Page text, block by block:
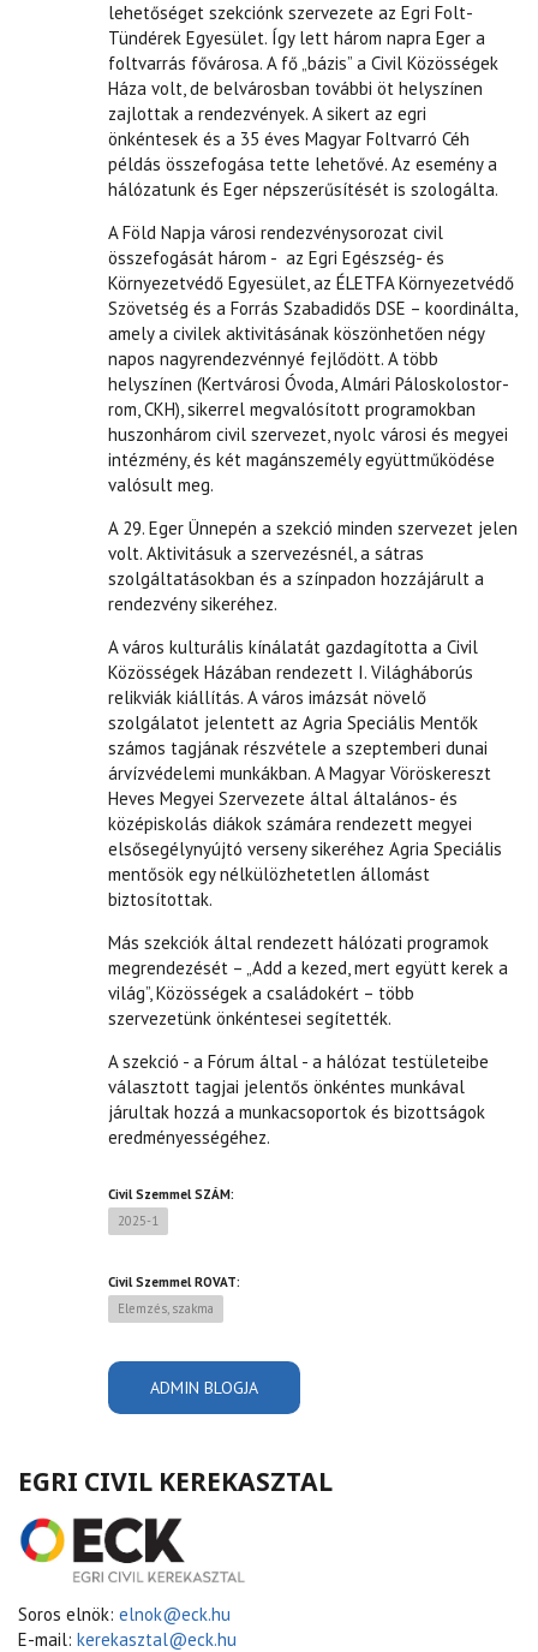
lehetőséget szekciónk szervezete az Egri Folt-
Tündérek Egyesület. Így lett három napra Eger a
foltvarrás fővárosa. A fő „bázis” a Civil Közösségek
Háza volt, de belvárosban további öt helyszínen
zajlottak a rendezvények. A sikert az egri
önkéntesek és a 35 éves Magyar Foltvarró Céh
példás összefogása tette lehetővé. Az esemény a
hálózatunk és Eger népszerűsítését is szologálta.
A Föld Napja városi rendezvénysorozat civil
összefogását három - az Egri Egészség- és
Környezetvédő Egyesület, az ÉLETFA Környezetvédő
Szövetség és a Forrás Szabadidős DSE – koordinálta,
amely a civilek aktivitásának köszönhetően négy
napos nagyrendezvénnyé fejlődött. A több
helyszínen (Kertvárosi Óvoda, Almári Páloskolostor-
rom, CKH), sikerrel megvalósított programokban
huszonhárom civil szervezet, nyolc városi és megyei
intézmény, és két magánszemély együttműködése
valósult meg.
A 29. Eger Ünnepén a szekció minden szervezet jelen
volt. Aktivitásuk a szervezésnél, a sátras
szolgáltatásokban és a színpadon hozzájárult a
rendezvény sikeréhez.
A város kulturális kínálatát gazdagította a Civil
Közösségek Házában rendezett I. Világháborús
relikviák kiállítás. A város imázsát növelő
szolgálatot jelentett az Agria Speciális Mentők
számos tagjának részvétele a szeptemberi dunai
árvízvédelemi munkákban. A Magyar Vöröskereszt
Heves Megyei Szervezete által általános- és
középiskolás diákok számára rendezett megyei
elsősegélynyújtó verseny sikeréhez Agria Speciális
mentősök egy nélkülözhetetlen állomást
biztosítottak.
Más szekciók által rendezett hálózati programok
megrendezését – „Add a kezed, mert együtt kerek a
világ”, Közösségek a családokért – több
szervezetünk önkéntesei segítették.
A szekció - a Fórum által - a hálózat testületeibe
választott tagjai jelentős önkéntes munkával
járultak hozzá a munkacsoportok és bizottságok
eredményességéhez.
Civil Szemmel SZÁM:
2025-1
Civil Szemmel ROVAT:
Elemzés, szakma
ADMIN BLOGJA
EGRI CIVIL KEREKASZTAL
Soros elnök: elnok@eck.hu
E-mail: kerekasztal@eck.hu